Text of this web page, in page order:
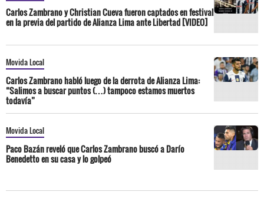
Carlos Zambrano y Christian Cueva fueron captados en festival
en la previa del partido de Alianza Lima ante Libertad [VIDEO]
Movida Local
Carlos Zambrano habló luego de la derrota de Alianza Lima:
“Salimos a buscar puntos (…) tampoco estamos muertos
todavía”
Movida Local
Paco Bazán reveló que Carlos Zambrano buscó a Darío
Benedetto en su casa y lo golpeó